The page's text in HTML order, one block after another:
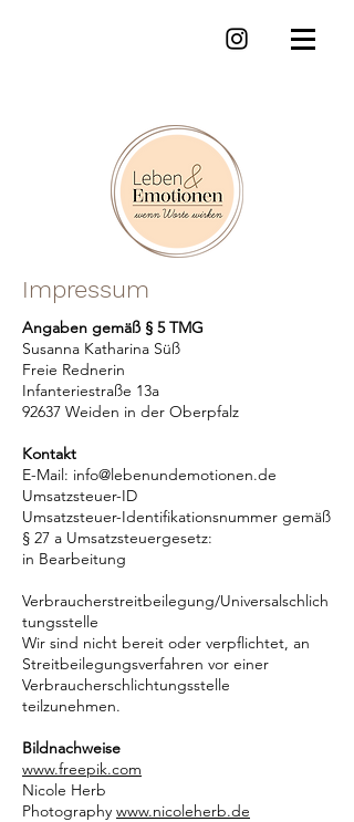
Impressum
Angaben gemäß § 5 TMG
Susanna Katharina Süß
Freie Rednerin
Infanteriestraße 13a
92637 Weiden in der Oberpfalz
Kontakt
E-Mail: info@lebenundemotionen.de
Umsatzsteuer-ID
Umsatzsteuer-Identifikationsnummer gemäß
§ 27 a Umsatzsteuergesetz:
in Bearbeitung
Verbraucherstreitbeilegung/Universalschlich
tungsstelle
Wir sind nicht bereit oder verpflichtet, an
Streitbeilegungsverfahren vor einer
Verbraucherschlichtungsstelle
teilzunehmen.
Bildnachweise
www.freepik.com
Nicole Herb
Photography www.nicoleherb.de